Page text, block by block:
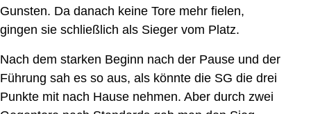
Gunsten. Da danach keine Tore mehr fielen,
gingen sie schließlich als Sieger vom Platz.
Nach dem starken Beginn nach der Pause und der
Führung sah es so aus, als könnte die SG die drei
Punkte mit nach Hause nehmen. Aber durch zwei